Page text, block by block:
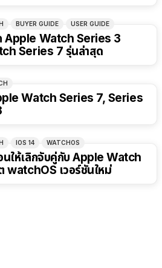
BUYER GUIDE USER GUIDE
Apple Watch Series 3
Series 7 รุ่นล่าสุด
Watch Series 7, Series
IOS 14 WATCHOS
นให้เลิกจับคู่กับ Apple Watch
watchOS เวอร์ชันใหม่